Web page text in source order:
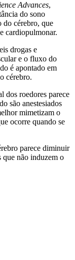
Advances,
do sono
do cérebro, que
cardiopulmonar.
drogas e
e o fluxo do
é apontado em
cérebro.
dos roedores parece
são anestesiados
mimetizam o
ocorre quando se
parece diminuir
que não induzem o